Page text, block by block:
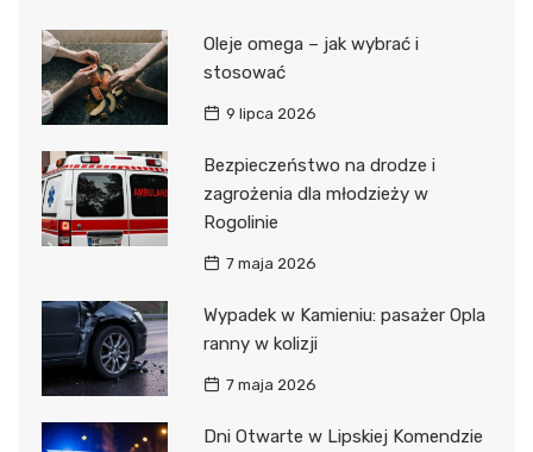
Oleje omega – jak wybrać i
stosować
9 lipca 2026
Bezpieczeństwo na drodze i
zagrożenia dla młodzieży w
Rogolinie
7 maja 2026
Wypadek w Kamieniu: pasażer Opla
ranny w kolizji
7 maja 2026
Dni Otwarte w Lipskiej Komendzie